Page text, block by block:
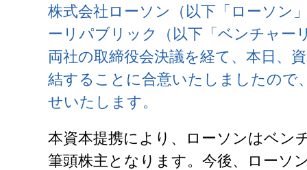
株式会社ローソン（以下「ローソン
ーリパブリック（以下「ベンチャー
両社の取締役会決議を経て、本日、
結することに合意いたしましたので
せいたします。
本資本提携により、ローソンはベン
筆頭株主となります。今後、ローソ